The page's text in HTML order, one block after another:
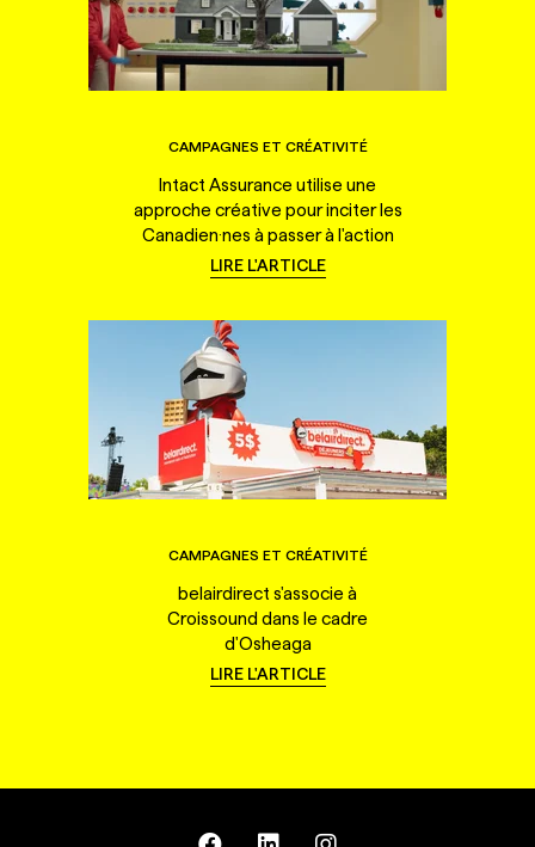
CAMPAGNES ET CRÉATIVITÉ
Intact Assurance utilise une
approche créative pour inciter les
Canadien·nes à passer à l'action
LIRE L'ARTICLE
CAMPAGNES ET CRÉATIVITÉ
belairdirect s'associe à
Croissound dans le cadre
d'Osheaga
LIRE L'ARTICLE